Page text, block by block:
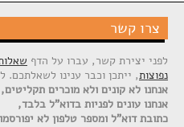
צרו קשר
לפני יצירת קשר, עברו על הדף
נפוצות, ייתכן וכבר ענינו לשאלתכם.
אנחנו לא קונים ולא מוכרים תקליטים,
אנחנו עונים לפניות בדוא"ל בלבד,
כתובת דוא"ל ומספר טלפון לא